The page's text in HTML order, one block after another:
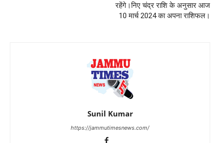
रहेंगे।निए चंद्र राशि के अनुसार आज
10 मार्च 2024 का अपना राशिफल।
Sunil Kumar
https://jammutimesnews.com/